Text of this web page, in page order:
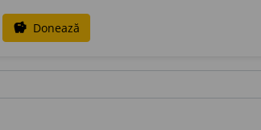
savings Donează